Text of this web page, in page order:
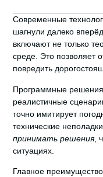
Современные
шагнули далеко
включают не только
среде. Это позволяет
повредить
Программные
реалистичные
точно имитирует
технические
принимать решения,
ситуациях.
Главное